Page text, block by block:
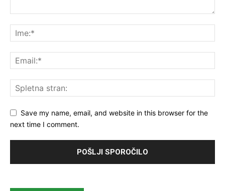
Save my name, email, and website in this browser for the
next time I comment.